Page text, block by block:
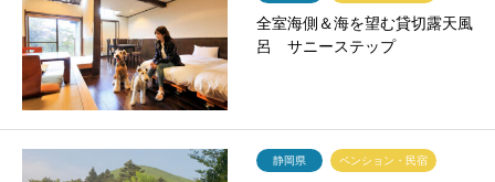
全室海側＆海を望む貸切露天風
呂 サニーステップ
静岡県 ペンション・民宿